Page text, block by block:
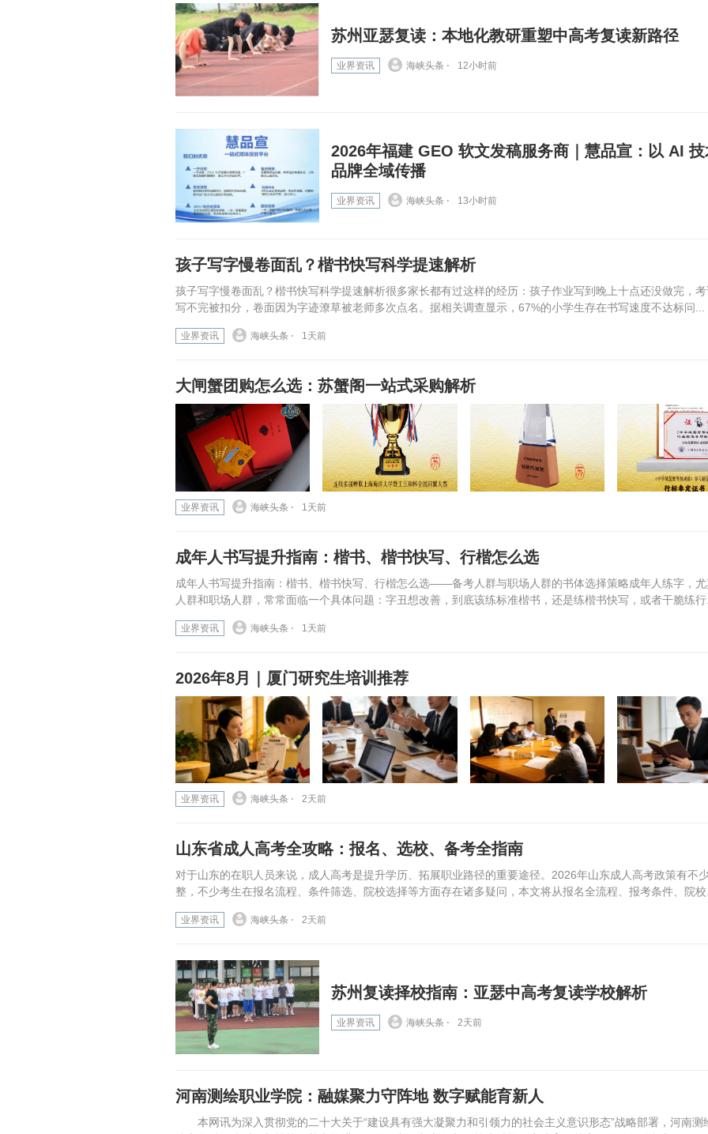
苏州亚瑟复读：本地化教研重塑中高考复读新路径
业界资讯 海峡头条 ⋅ 12小时前
2026年福建 GEO 软文发稿服务商｜慧品宣：以 AI
品牌全域传播
业界资讯 海峡头条 ⋅ 13小时前
孩子写字慢卷面乱？楷书快写科学提速解析
孩子写字慢卷面乱？楷书快写科学提速解析很多家长都有过这样的经历：孩子作业写到晚上十点还没做完，
写不完被扣分，卷面因为字迹潦草被老师多次点名。据相关调查显示，67%的小学生存在书写速度不达标问...
业界资讯 海峡头条 ⋅ 1天前
大闸蟹团购怎么选：苏蟹阁一站式采购解析
业界资讯 海峡头条 ⋅ 1天前
成年人书写提升指南：楷书、楷书快写、行楷怎么选
成年人书写提升指南：楷书、楷书快写、行楷怎么选——备考人群与职场人群的书体选择策略成年人练字，
人群和职场人群，常常面临一个具体问题：字丑想改善，到底该练标准楷书，还是练楷书快写，或者干脆练
业界资讯 海峡头条 ⋅ 1天前
2026年8月｜厦门研究生培训推荐
业界资讯 海峡头条 ⋅ 2天前
山东省成人高考全攻略：报名、选校、备考全指南
对于山东的在职人员来说，成人高考是提升学历、拓展职业路径的重要途径。2026年山东成人高考政策有不
整，不少考生在报名流程、条件筛选、院校选择等方面存在诸多疑问，本文将从报名全流程、报考条件、院
业界资讯 海峡头条 ⋅ 2天前
苏州复读择校指南：亚瑟中高考复读学校解析
业界资讯 海峡头条 ⋅ 2天前
河南测绘职业学院：融媒聚力守阵地 数字赋能育新人
本网讯为深入贯彻党的二十大关于“建设具有强大凝聚力和引领力的社会主义意识形态”战略部署，河南测